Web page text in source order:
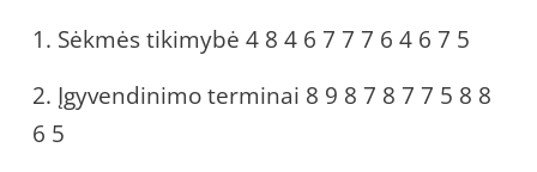
1. Sėkmės tikimybė 4 8 4 6 7 7 7 6 4 6 7 5
2. Įgyvendinimo terminai 8 9 8 7 8 7 7 5 8 8
6 5